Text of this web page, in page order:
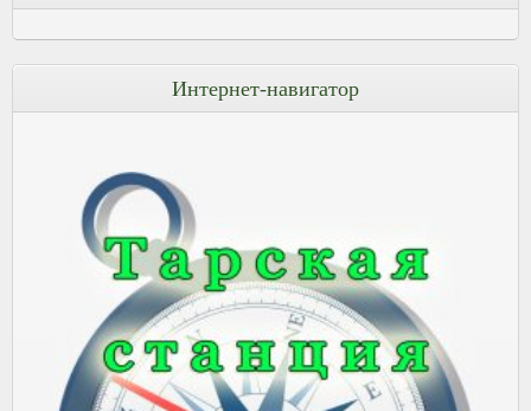
Интернет-навигатор